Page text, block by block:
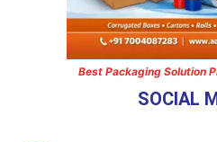
Best Packaging Solution
SOCIAL